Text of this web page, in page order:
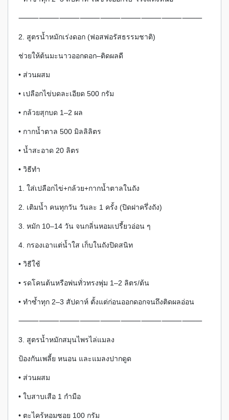
⸻⸻⸻⸻⸻⸻⸻⸻⸻
2. สูตรน้ำหมักเร่งดอก (ฟอสฟอรัสธรรมชาติ)
ช่วยให้ต้นมะนาวออกดอก–ติดผลดี
• ส่วนผสม
• เปลือกไข่บดละเอียด 500 กรัม
• กล้วยสุกบด 1–2 ผล
• กากน้ำตาล 500 มิลลิลิตร
• น้ำสะอาด 20 ลิตร
• วิธีทำ
1. ใส่เปลือกไข่+กล้วย+กากน้ำตาลในถัง
2. เติมน้ำ คนทุกวัน วันละ 1 ครั้ง (ปิดฝาครึ่งถัง)
3. หมัก 10–14 วัน จนกลิ่นหอมเปรี้ยวอ่อน ๆ
4. กรองเอาแต่น้ำใส เก็บในถังปิดสนิท
• วิธีใช้
• รดโคนต้นหรือพ่นทั่วทรงพุ่ม 1–2 ลิตร/ต้น
• ทำซ้ำทุก 2–3 สัปดาห์ ตั้งแต่ก่อนออกดอกจนถึงติดผลอ่อน
⸻⸻⸻⸻⸻⸻⸻⸻⸻
3. สูตรน้ำหมักสมุนไพรไล่แมลง
ป้องกันเพลี้ย หนอน และแมลงปากดูด
• ส่วนผสม
• ใบสาบเสือ 1 กำมือ
• ตะไคร้หอมซอย 100 กรัม